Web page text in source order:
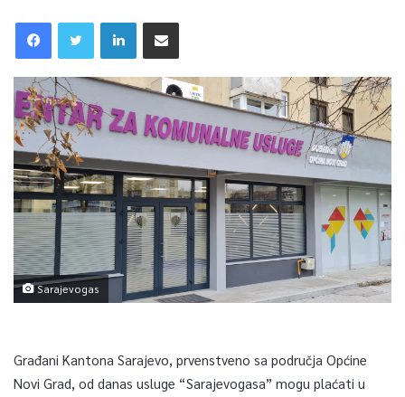
Sarajevogas
Građani Kantona Sarajevo, prvenstveno sa područja Općine
Novi Grad, od danas usluge “Sarajevogasa” mogu plaćati u